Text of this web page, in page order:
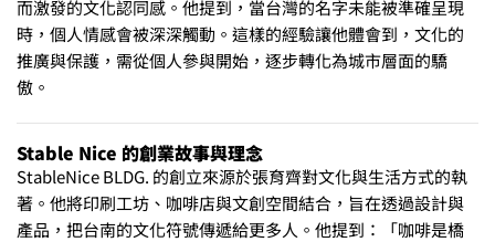
而激發的文化認同感。他提到，當台灣的名字未能被準確呈現
時，個人情感會被深深觸動。這樣的經驗讓他體會到，文化的
推廣與保護，需從個人參與開始，逐步轉化為城市層面的驕
傲。
Stable Nice 的創業故事與理念
StableNice BLDG. 的創立來源於張育齊對文化與生活方式的執
著。他將印刷工坊、咖啡店與文創空間結合，旨在透過設計與
產品，把台南的文化符號傳遞給更多人。他提到：「咖啡是橋